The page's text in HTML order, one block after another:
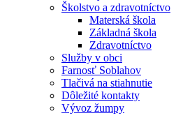
Školstvo a zdravotníctvo
Materská škola
Základná škola
Zdravotníctvo
Služby v obci
Farnosť Soblahov
Tlačivá na stiahnutie
Dôležité kontakty
Vývoz žumpy